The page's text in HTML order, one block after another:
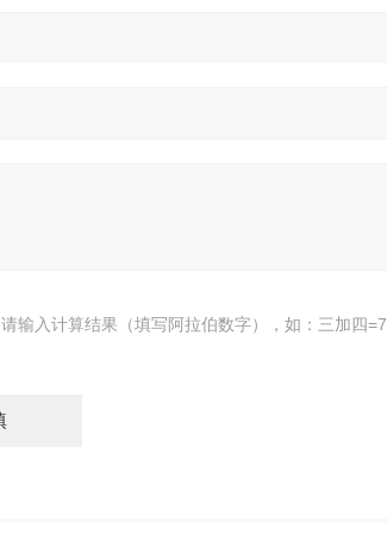
请输入计算结果（填写阿拉伯数字），如：三加四=7